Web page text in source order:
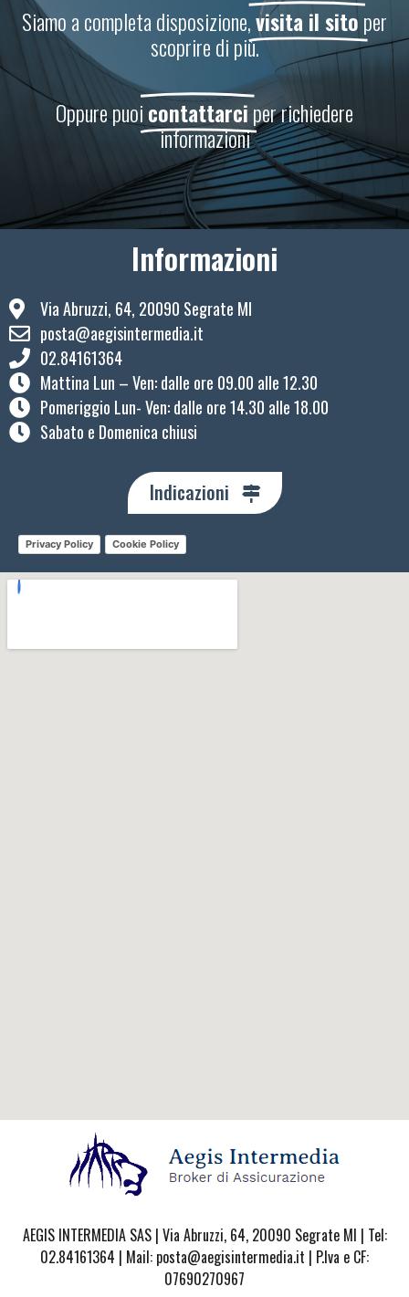
Siamo a completa disposizione,visita il sitoper
scoprire di più.
Oppure puoicontattarciper richiedere
informazioni
Informazioni
Via Abruzzi, 64, 20090 Segrate MI
posta@aegisintermedia.it
02.84161364
Mattina Lun – Ven: ​dalle ore 09.00 alle 12.30
Pomeriggio Lun- Ven: dalle ore 14.30 alle 18.00
Sabato e Domenica chiusi
Indicazioni
Privacy Policy Cookie Policy
AEGIS INTERMEDIA SAS | Via Abruzzi, 64, 20090 Segrate MI | Tel:
02.84161364 | Mail: posta@aegisintermedia.it | P.Iva e CF:
07690270967